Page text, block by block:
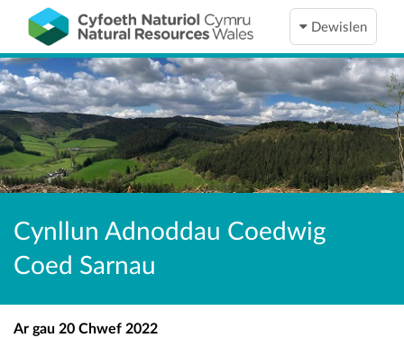
Dewislen
Cynllun Adnoddau Coedwig
Coed Sarnau
Ar gau 20 Chwef 2022